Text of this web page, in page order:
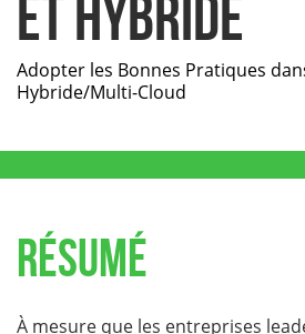
et Hybride
Adopter les Bonnes Pratiques
Hybride/Multi-Cloud
Résumé
À mesure que les entreprises